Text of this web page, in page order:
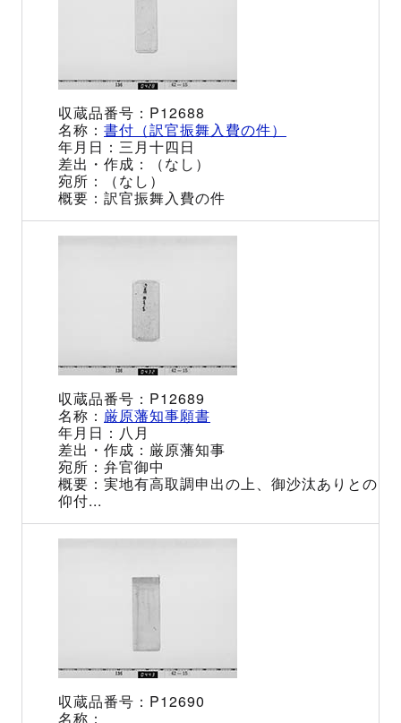
P12688
書付（訳官振舞入費の件）
三月十四日
（なし）
（なし）
訳官振舞入費の件
P12689
厳原藩知事願書
八月
厳原藩知事
弁官御中
実地有高取調申出の上、御沙汰ありとの
仰付...
P12690